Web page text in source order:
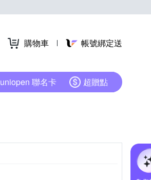
購物車 帳號綁定送
uniopen 聯名卡 超贈點